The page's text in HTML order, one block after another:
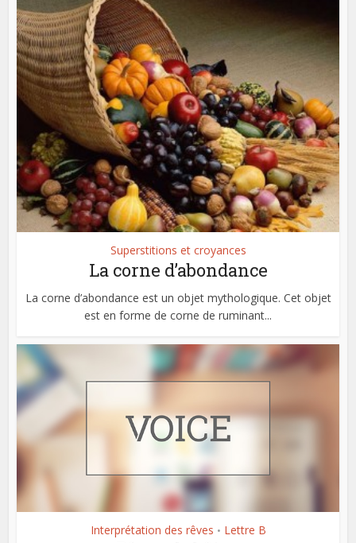
Superstitions et croyances
La corne d’abondance
La corne d’abondance est un objet mythologique. Cet objet
est en forme de corne de ruminant...
Interprétation des rêves • Lettre B